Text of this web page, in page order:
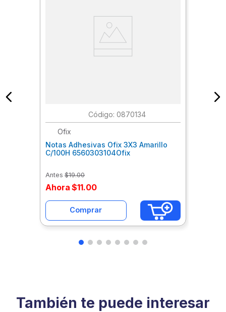
: 0870134
Ofix
Notas Adhesivas Ofix 3X3 Amarillo
C/100H 6560303104Ofix
Antes $19.00
Ahora $11.00
Comprar
También te puede interesar